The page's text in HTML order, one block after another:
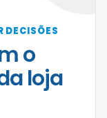
DECISÕES
o
loja